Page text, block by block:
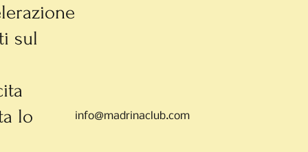
info@madrinaclub.com
sul
lo